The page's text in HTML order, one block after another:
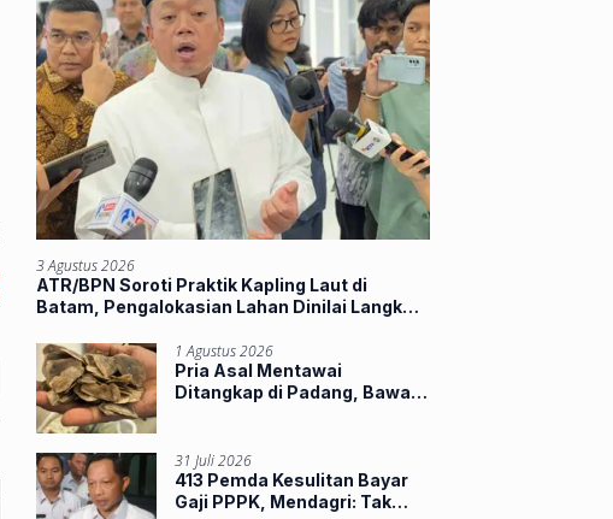
3 Agustus 2026
ATR/BPN Soroti Praktik Kapling Laut di
Batam, Pengalokasian Lahan Dinilai Langkahi
1 Agustus 2026
Pria Asal Mentawai
Ditangkap di Padang, Bawa
31 Juli 2026
413 Pemda Kesulitan Bayar
Gaji PPPK, Mendagri: Tak